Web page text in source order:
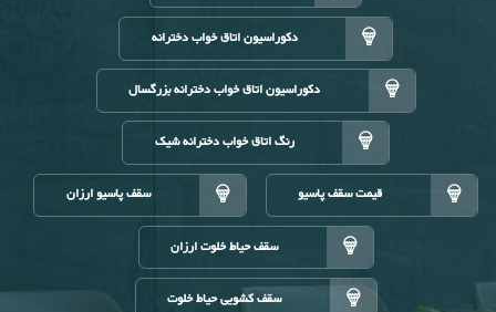
دکوراسیون اتاق خواب دخترانه
دکوراسیون اتاق خواب دخترانه بزرگسال
رنگ اتاق خواب دخترانه شیک
قیمت سقف پاسیو سقف پاسیو ارزان
سقف حیاط خلوت ارزان
سقف کشویی حیاط خلوت